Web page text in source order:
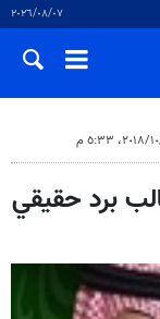
٠٧‏/٠٨‏/٢٠٢٦
برد حقيقي